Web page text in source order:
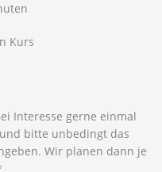
Kurs
Interesse gerne einmal
bitte unbedingt das
Wir planen dann je